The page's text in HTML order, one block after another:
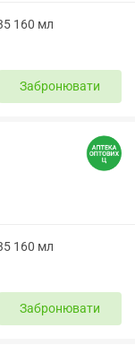
160 мл
Забронювати
160 мл
Забронювати